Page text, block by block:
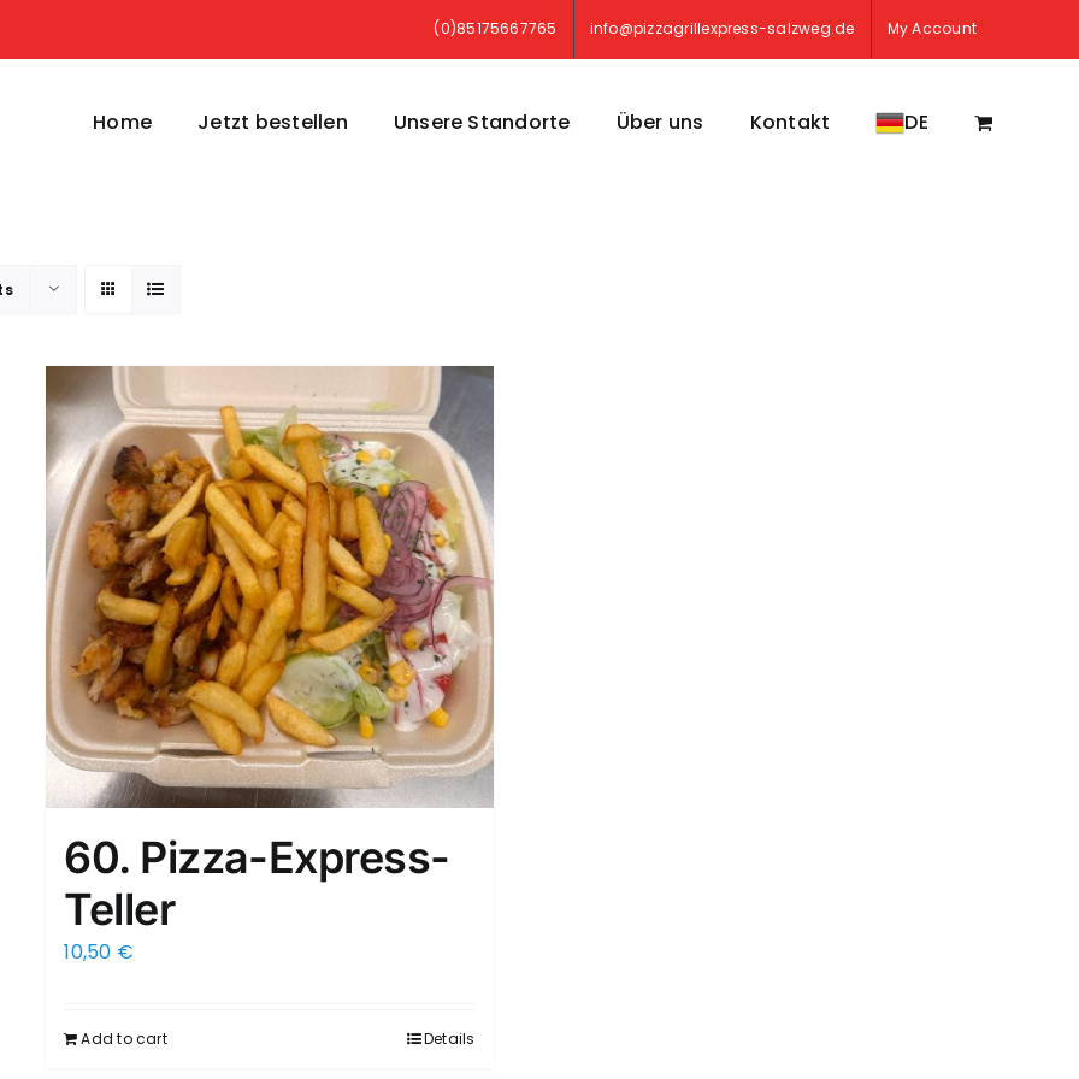
(0)85175667765 info@pizzagrillexpress-salzweg.de My Account
Home Jetzt bestellen Unsere Standorte Über uns Kontakt DE
60. Pizza-Express-
Teller
10,50 €
Add to cart Details